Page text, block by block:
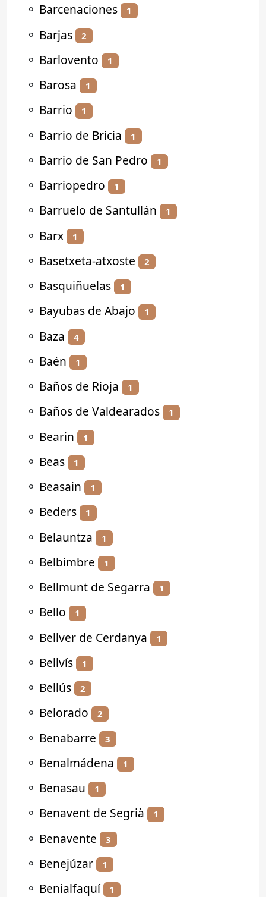
⚬ Barcenaciones 1
⚬ Barjas 2
⚬ Barlovento 1
⚬ Barosa 1
⚬ Barrio 1
⚬ Barrio de Bricia 1
⚬ Barrio de San Pedro 1
⚬ Barriopedro 1
⚬ Barruelo de Santullán 1
⚬ Barx 1
⚬ Basetxeta-atxoste 2
⚬ Basquiñuelas 1
⚬ Bayubas de Abajo 1
⚬ Baza 4
⚬ Baén 1
⚬ Baños de Rioja 1
⚬ Baños de Valdearados 1
⚬ Bearin 1
⚬ Beas 1
⚬ Beasain 1
⚬ Beders 1
⚬ Belauntza 1
⚬ Belbimbre 1
⚬ Bellmunt de Segarra 1
⚬ Bello 1
⚬ Bellver de Cerdanya 1
⚬ Bellvís 1
⚬ Bellús 2
⚬ Belorado 2
⚬ Benabarre 3
⚬ Benalmádena 1
⚬ Benasau 1
⚬ Benavent de Segrià 1
⚬ Benavente 3
⚬ Benejúzar 1
⚬ Benialfaquí 1